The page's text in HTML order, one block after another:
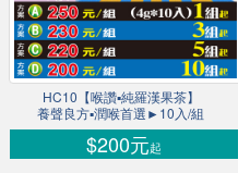
HC10【喉讚▪純羅漢果茶】
養聲良方▪潤喉首選►10入/組
$200元起